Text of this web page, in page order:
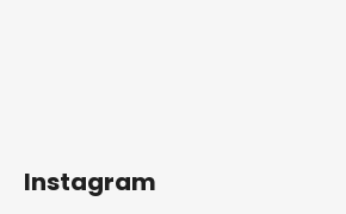
Instagram